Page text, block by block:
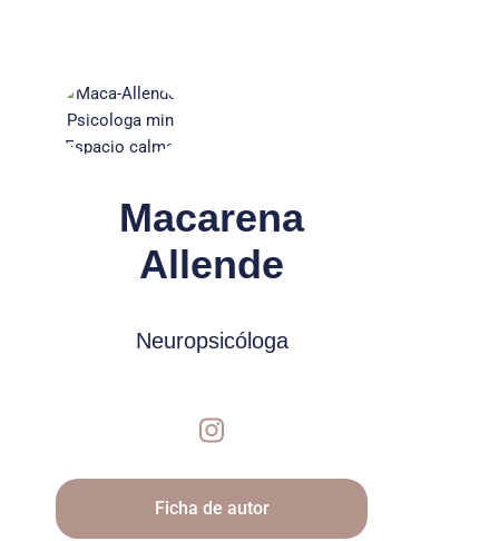
Macarena
Allende
Neuropsicóloga
Ficha de autor